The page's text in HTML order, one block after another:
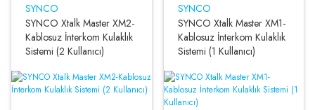
SYNCO
SYNCO Xtalk Master XM2-
Kablosuz İnterkom Kulaklık
Sistemi (2 Kullanıcı)
SYNCO
SYNCO Xtalk Master XM1-
Kablosuz İnterkom Kulaklık
Sistemi (1 Kullanıcı)